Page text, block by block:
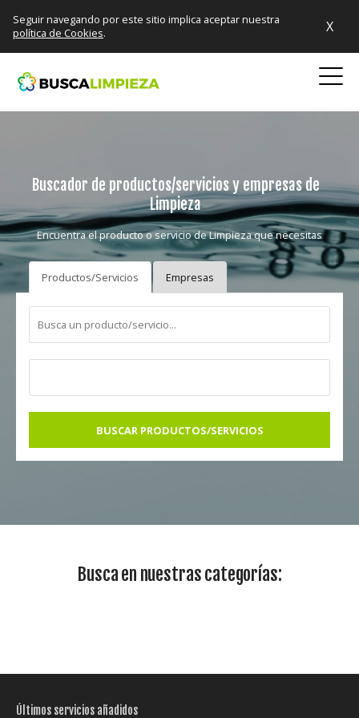
Seguir navegando por este sitio implica aceptar nuestra
política de Cookies. X
Buscador de productos/servicios y empresas de
Limpieza
Encuentra el producto o servicio de Limpieza que necesitas
Productos/Servicios Empresas
BUSCAR PRODUCTOS/SERVICIOS
Busca en nuestras categorías:
Últimos servicios añadidos